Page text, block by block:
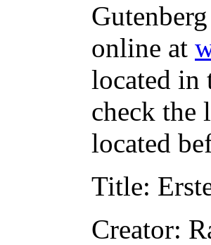
online at
located in
check the
located
Title:
Creator: